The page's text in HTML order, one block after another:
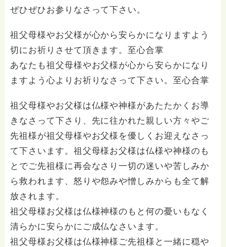
ぜひぜひお参りなさって下さい。
祖父母様やお父様が心から安らかになりますよう
切にお祈りさせて頂きます。至心合掌
あなたも祖父母様やお父様が心から安らかになり
ますよう心よりお祈りなさって下さい。至心合掌
祖父母様やお父様は仏様や神様があたたかくお導
きなさって下さり、先に往かれた親しい方々やご
先祖様が祖父母様やお父様を優しくお迎えなさっ
て下さいます。祖父母様お父様は仏様や神様のも
とでご先祖様に再会なさり一切の迷いや苦しみか
ら救われます、怒りや怨みや憎しみからも全て解
放されます。
祖父母様お父様は仏様神様のもと何の憂いもなく
清らかに安らかにご成仏なさいます。
祖父母様お父様は仏様神様ご先祖様と一緒に穏や